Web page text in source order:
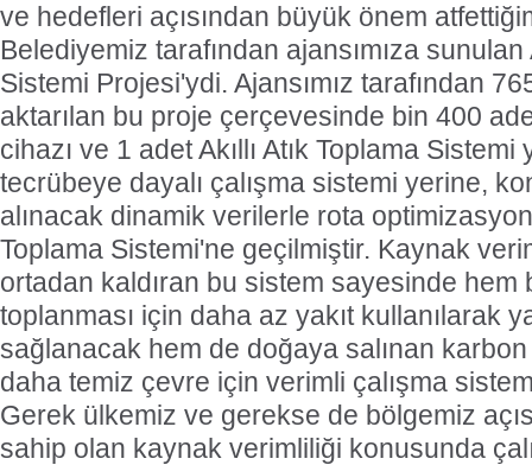
ve hedefleri açısından büyük önem
Belediyemiz tarafından ajansımıza sunulan
Sistemi Projesi'ydi. Ajansımız tarafından
aktarılan bu proje çerçevesinde bin 400
cihazı ve 1 adet Akıllı Atık Toplama Sistemi
tecrübeye dayalı çalışma sistemi yerine,
alınacak dinamik verilerle rota
Toplama Sistemi'ne geçilmiştir. Kaynak
ortadan kaldıran bu sistem sayesinde hem
toplanması için daha az yakıt kullanılarak
sağlanacak hem de doğaya salınan
daha temiz çevre için verimli çalışma
Gerek ülkemiz ve gerekse de bölgemiz
sahip olan kaynak verimliliği konusunda